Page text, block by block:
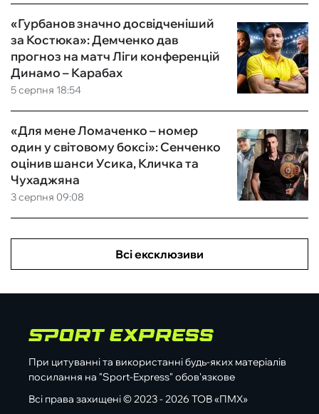
5 серпня 18:54
«Гурбанов значно досвідченіший
за Костюка»: Демченко дав
прогноз на матч Ліги конференцій
Динамо – Карабах
3 серпня 09:08
«Для мене Ломаченко – номер
один у світовому боксі»: Сенченко
оцінив шанси Усика, Кличка та
Чухаджяна
Всі ексклюзиви
При цитуванні та використанні будь-яких матеріалів
посилання на "Sport-Express" обов'язкове
Всі права захищені © 2023 - 2026 ТОВ «ПМХ»